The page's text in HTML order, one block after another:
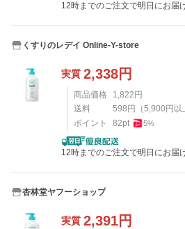
12時までのご注文で明日にお届
くすりのレデイ Online-Y-store
実質 2,338円
商品価格 1,822 円
送料
598 円 （5,900 円以
ポイント
82pt 5%
12時までのご注文で明日にお届
杏林堂ヤフーショップ
実質 2,391円